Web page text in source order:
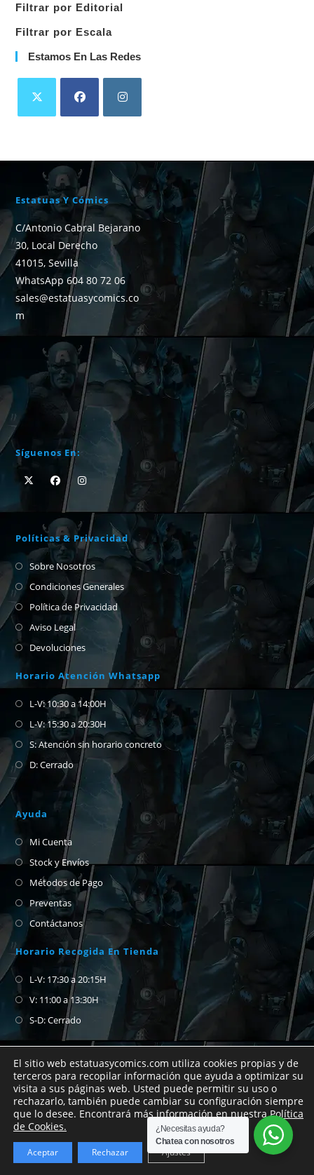
Si no encuentras el cómic que buscas no
dudes en abrirnos un chat de whatsapp para
preguntar.
Descartar
Filtrar por Editorial
Filtrar por Escala
Estamos En Las Redes
Estatuas Y Cómics
C/Antonio Cabral Bejarano
30, Local Derecho
41015, Sevilla
WhatsApp 604 80 72 06
sales@estatuasycomics.co
m
Síguenos En:
Políticas & Privacidad
Sobre Nosotros
Condiciones Generales
Política de Privacidad
Aviso Legal
Devoluciones
Horario Atención Whatsapp
L-V: 10:30 a 14:00H
L-V: 15:30 a 20:30H
S: Atención sin horario concreto
D: Cerrado
Ayuda
Mi Cuenta
Stock y Envíos
Métodos de Pago
Preventas
Contáctanos
Horario Recogida En Tienda
L-V: 17:30 a 20:15H
V: 11:00 a 13:30H
S-D: Cerrado
Copyright Estatuas y Cómics 2026
El sitio web estatuasycomics.com utiliza cookies propias y de
terceros para recopilar información que ayuda a optimizar su
visita a sus páginas web. Usted puede permitir su uso o
rechazarlo, también puede cambiar su configuración siempre
que lo desee. Encontrará más información en nuestraPolítica
de Cookies.
Aceptar Rechazar Ajustes
¿Necesitas ayuda?
Chatea con nosotros